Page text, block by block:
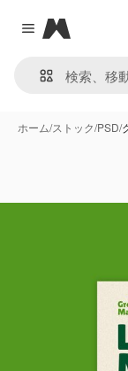
Close menu
Magnific
ホーム/ストック/PSD/